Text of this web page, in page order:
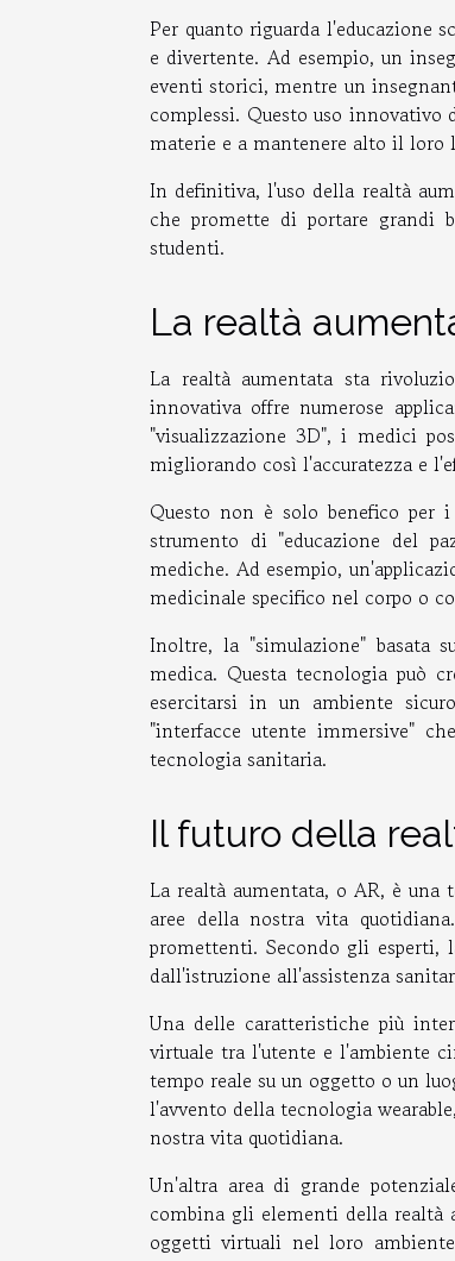
Per quanto riguarda l'educazione
e divertente. Ad esempio, un
eventi storici, mentre un
complessi. Questo uso innovativo
materie e a mantenere alto il loro
In definitiva, l'uso della realtà
che promette di portare grandi
studenti.
La realtà
La realtà aumentata sta
innovativa offre numerose
"visualizzazione 3D", i medici
migliorando così l'accuratezza e
Questo non è solo benefico per
strumento di "educazione del
mediche. Ad esempio,
medicinale specifico nel corpo o
Inoltre, la "simulazione" basata
medica. Questa tecnologia può
esercitarsi in un ambiente
"interfacce utente immersive"
tecnologia sanitaria.
Il futuro della
La realtà aumentata, o AR, è
aree della nostra vita
promettenti. Secondo gli esperti,
dall'istruzione all'assistenza
Una delle caratteristiche più
virtuale tra l'utente e l'ambiente
tempo reale su un oggetto o un
l'avvento della tecnologia
nostra vita quotidiana.
Un'altra area di grande
combina gli elementi della realtà
oggetti virtuali nel loro